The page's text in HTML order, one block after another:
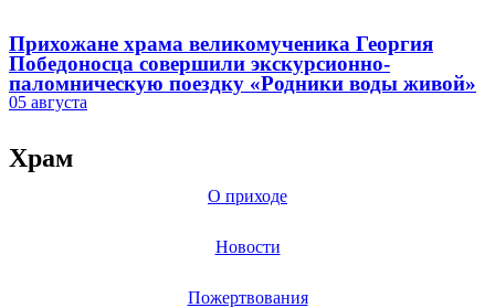
Прихожане храма великомученика Георгия
Победоносца совершили экскурсионно-
паломническую поездку «Родники воды живой»
05 августа
Храм
О приходе
Новости
Пожертвования